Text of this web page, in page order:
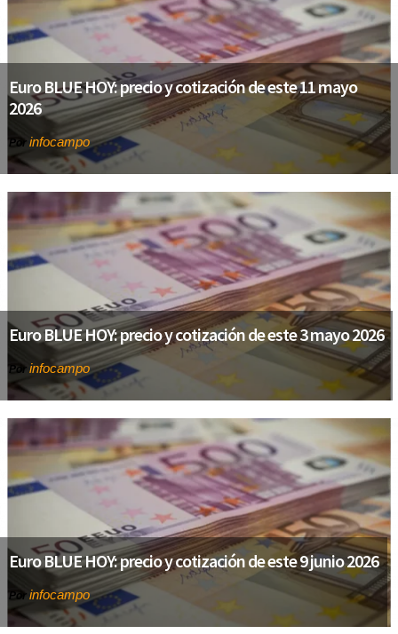
Euro BLUE HOY: precio y cotización de este 11 mayo
2026
Por infocampo
Euro BLUE HOY: precio y cotización de este 3 mayo 2026
Por infocampo
Euro BLUE HOY: precio y cotización de este 9 junio 2026
Por infocampo